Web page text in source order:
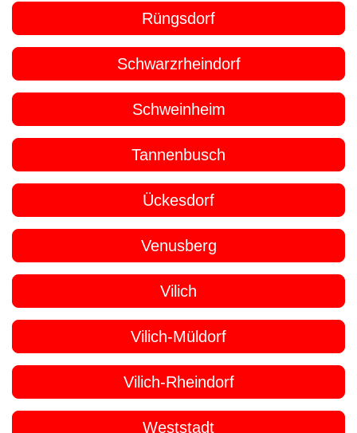
Rüngsdorf
Schwarzrheindorf
Schweinheim
Tannenbusch
Ückesdorf
Venusberg
Vilich
Vilich-Müldorf
Vilich-Rheindorf
Weststadt